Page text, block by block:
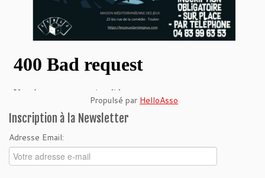
Propulsé par HelloAsso
Inscription à la Newsletter
Adresse Email: